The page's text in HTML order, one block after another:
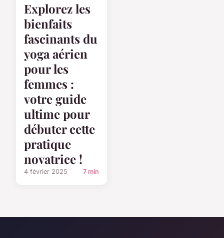
Explorez les
bienfaits
fascinants du
yoga aérien
pour les
femmes :
votre guide
ultime pour
débuter cette
pratique
novatrice !
4 février 2025 7 min